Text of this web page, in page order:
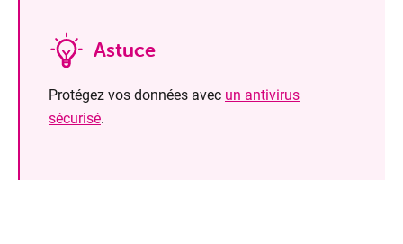
Astuce
Protégez vos données avec un antivirus
sécurisé.